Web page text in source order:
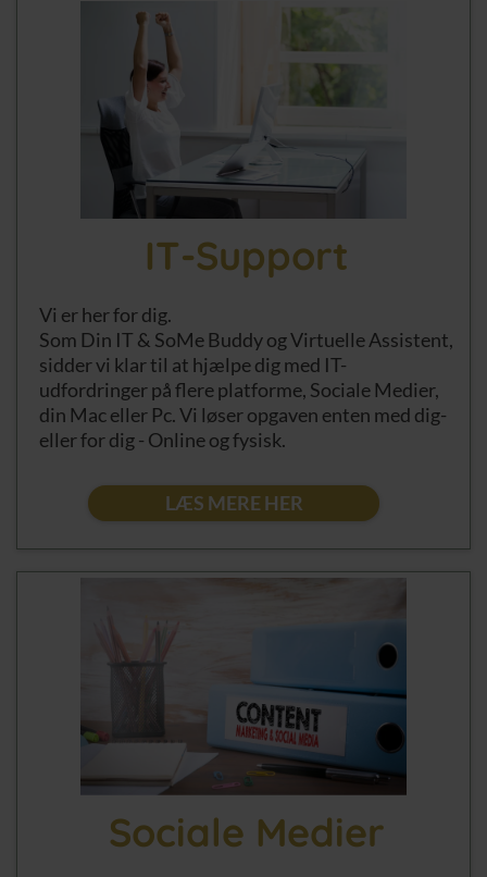
IT-Support
Vi er her for dig.
Som Din IT & SoMe Buddy og Virtuelle Assistent,
sidder vi klar til at hjælpe dig med IT-
udfordringer på flere platforme, Sociale Medier,
din Mac eller Pc. Vi løser opgaven enten med dig-
eller for dig - Online og fysisk.
LÆS MERE HER
Sociale Medier